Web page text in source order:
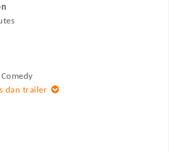
dan trailer